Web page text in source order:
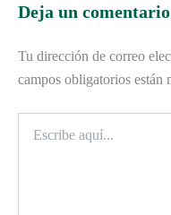
Deja un comentario
Tu dirección de correo
campos obligatorios están
aquí...